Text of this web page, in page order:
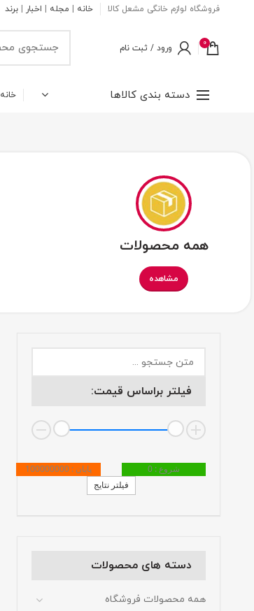
فروشگاه لوازم خانگی مشعل کالا خانه مجله اخبار برند
0 ورود / ثبت نام
دسته بندی کالاها خانه
همه محصولات
مشاهده
فیلتر براساس قیمت:
شروع : 0
پایان : 100000000
فیلتر نتایج
دسته های محصولات
همه محصولات فروشگاه